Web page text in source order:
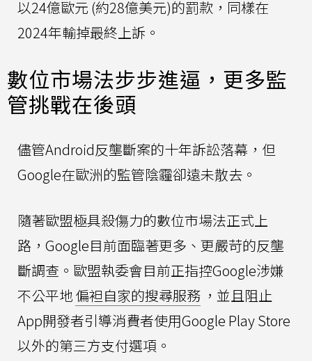
以24億歐元 (約28億美元)的罰款，同樣在
2024年輸掉最終上訴。
數位市場法步步進逼，更多監
管挑戰在後頭
儘管Android反壟斷案的十年訴訟落幕，但
Google在歐洲的監管陰霾卻遠未散去。
隨著歐盟極具殺傷力的數位市場法正式上
路，Google目前面臨著更多、更嚴苛的反壟
斷調查。歐盟執委會目前正指控Google涉嫌
不公平地偏袒自家的搜尋服務 ，並且阻止
App開發者引導消費者使用Google Play Store
以外的第三方支付選項。